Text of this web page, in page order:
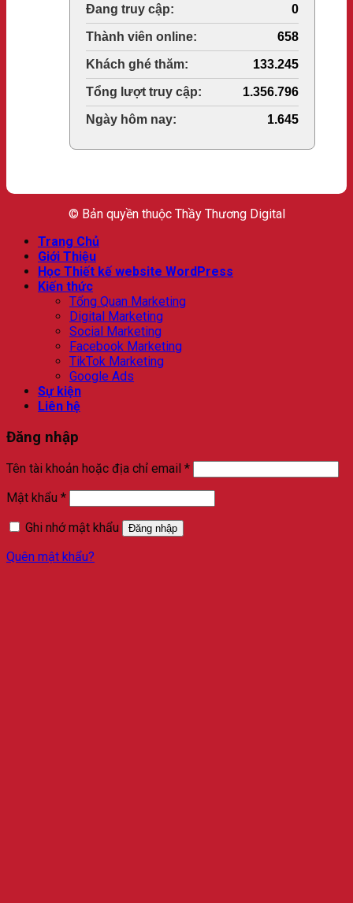
Online Visitors: 0
Today's Views: 658
Last 30 Days Views: 133.245
Total Views: 1.356.796
Total Users: 1.645
© Bản quyền thuộc Thầy Thương Digital
Trang Chủ
Giới Thiệu
Học Thiết kế website WordPress
Kiến thức
Tổng Quan Marketing
Digital Marketing
Social Marketing
Facebook Marketing
TikTok Marketing
Google Ads
Sự kiện
Liên hệ
Đăng nhập
Tên tài khoản hoặc địa chỉ email *Bắt
buộc
Mật khẩu *Bắt
buộc
Ghi nhớ mật khẩu
Đăng nhập
Quên mật khẩu?